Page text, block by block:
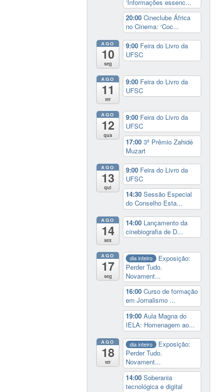
‘Informações essenc...
20:00Cineclube África
no Cinema: ‘Coc...
AGO
10
seg
9:00 Feira do Livro da
UFSC
AGO
11
ter
9:00 Feira do Livro da
UFSC
AGO
12
qua
9:00 Feira do Livro da
UFSC
17:003º Prêmio Zahidé
Muzart
AGO
13
qui
9:00 Feira do Livro da
UFSC
14:30Sessão Especial
do Conselho Esta...
AGO
14
sex
14:00 Lançamento da
cinebiografia de D...
AGO
17
seg
dia inteiro
Exposição:
Perder Tudo.
Novament...
16:00Curso de formação
em Jornalismo ...
19:00Aula Magna do
IELA: Homenagem ao...
AGO
18
ter
dia inteiro
Exposição:
Perder Tudo.
Novament...
14:00Soberania
tecnológica e digital